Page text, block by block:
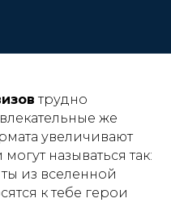
трудно
же
увеличивают
называться так:
ты из вселенной
к тебе герои